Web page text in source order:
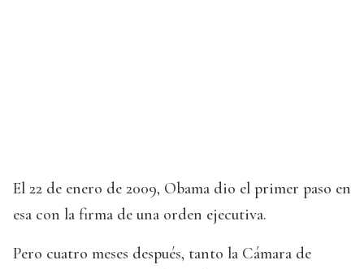
El 22 de enero de 2009, Obama dio el primer paso en
esa con la firma de una orden ejecutiva.
Pero cuatro meses después, tanto la Cámara de